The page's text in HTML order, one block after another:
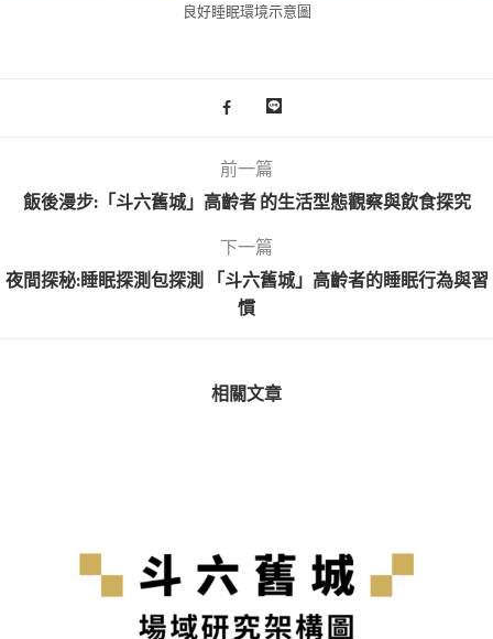
良好睡眠環境示意圖
前一篇
飯後漫步:「斗六舊城」高齡者 的生活型態觀察與飲食探究
下一篇
夜間探秘:睡眠探測包探測 「斗六舊城」高齡者的睡眠行為與習
慣
相關文章